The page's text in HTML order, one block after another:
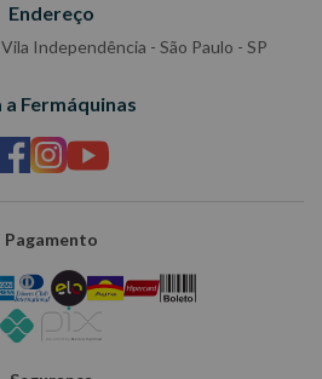
Endereço
Independência - São Paulo - SP
a Fermáquinas
Pagamento